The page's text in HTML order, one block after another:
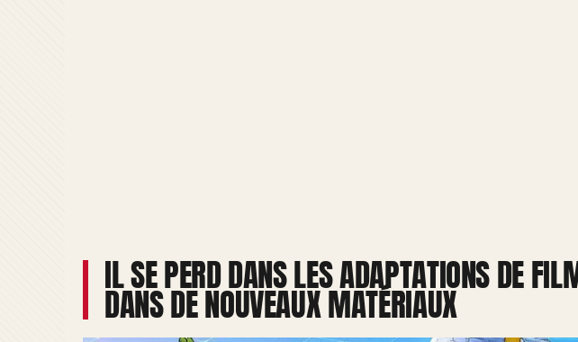
IL SE PERD DANS LES ADAPTATIONS DE
DANS DE NOUVEAUX MATÉRIAUX